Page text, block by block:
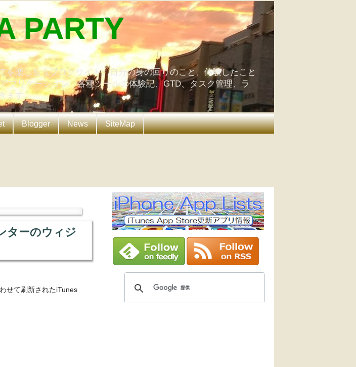
PARTY
楽しもうブログサイト。自分の身の回りのこと、体験したこと
プリケーション、各種ツールの体験記、GTD、タスク管理、ラ
ます。
Blogger News SiteMap
ターのウィジ
せて刷新されたiTunes